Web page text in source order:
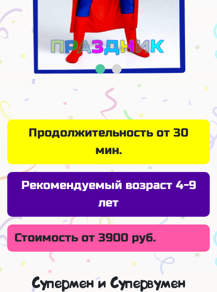
Продолжительность от 30
мин.
Рекомендуемый возраст 4-9
лет
Стоимость от 3900 руб.
Супермен и Супервумен